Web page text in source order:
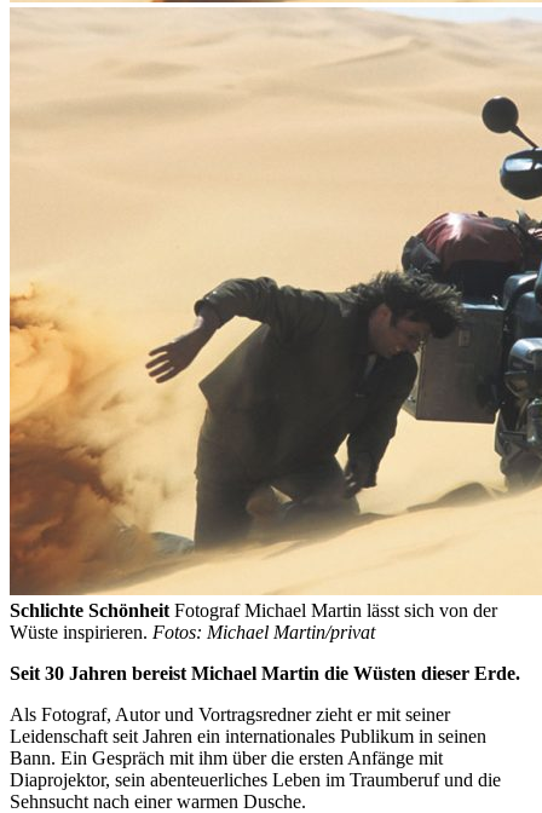
Schlichte Schönheit Fotograf Michael Martin lässt sich von der
Wüste inspirieren. Fotos: Michael Martin/privat
Seit 30 Jahren bereist Michael Martin die Wüsten dieser Erde.
Als Fotograf, Autor und Vortragsredner zieht er mit seiner
Leidenschaft seit Jahren ein internationales Publikum in seinen
Bann. Ein Gespräch mit ihm über die ersten Anfänge mit
Diaprojektor, sein abenteuerliches Leben im Traumberuf und die
Sehnsucht nach einer warmen Dusche.